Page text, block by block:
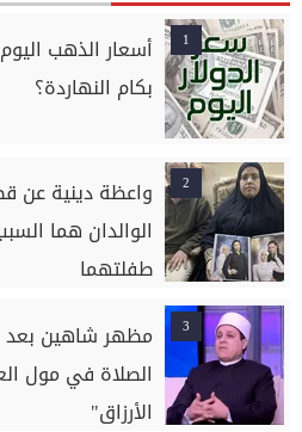
1
بكام النهاردة؟
2
واعظة دينية عن
الوالدان هما
طفلتهما
3
مظهر شاهين
الصلاة في مول
الأرزاق"